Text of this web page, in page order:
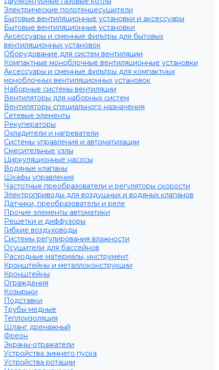
Электрические полотенцесушители
Бытовые вентиляционные установки и аксессуары
Бытовые вентиляционные установки
Аксессуары и сменные фильтры для бытовых
вентиляционных установок
Оборудование для систем вентиляции
Компактные моноблочные вентиляционные установки
Аксессуары и сменные фильтры для компактных
моноблочных вентиляционных установок
Наборные системы вентиляции
Вентиляторы для наборных систем
Вентиляторы специального назначения
Сетевые элементы
Рекуператоры
Охладители и нагреватели
Системы управления и автоматизации
Смесительные узлы
Циркуляционные насосы
Водяные клапаны
Шкафы управления
Частотные преобразователи и регуляторы скорости
Электроприводы для воздушных и водяных клапанов
Датчики, преобразователи и реле
Прочие элементы автоматики
Решетки и диффузоры
Гибкие воздуховоды
Системы регулирования влажности
Осушители для бассейнов
Расходные материалы, инструмент
Кронштейны и металлоконструкции
Кронштейны
Ограждения
Козырьки
Подставки
Трубы медные
Теплоизоляция
Шланг дренажный
Фреон
Экраны-отражатели
Устройства зимнего пуска
Устройства ротации